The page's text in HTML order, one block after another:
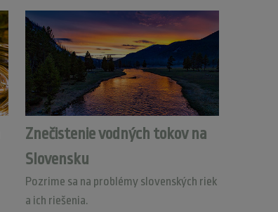
Znečistenie vodných tokov na
Slovensku
Pozrime sa na problémy slovenských riek
a ich riešenia.